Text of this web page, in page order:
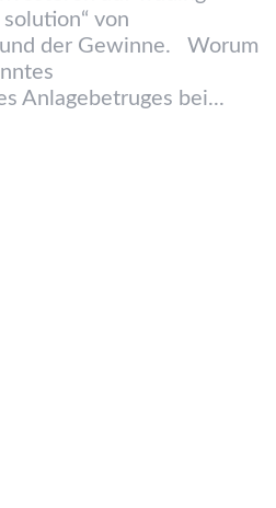
von
der Gewinne. Worum
Anlagebetruges bei...